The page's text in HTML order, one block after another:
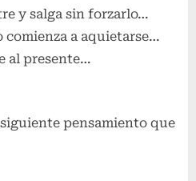
y salga sin forzarlo…
comienza a aquietarse…
al presente…
pensamiento que